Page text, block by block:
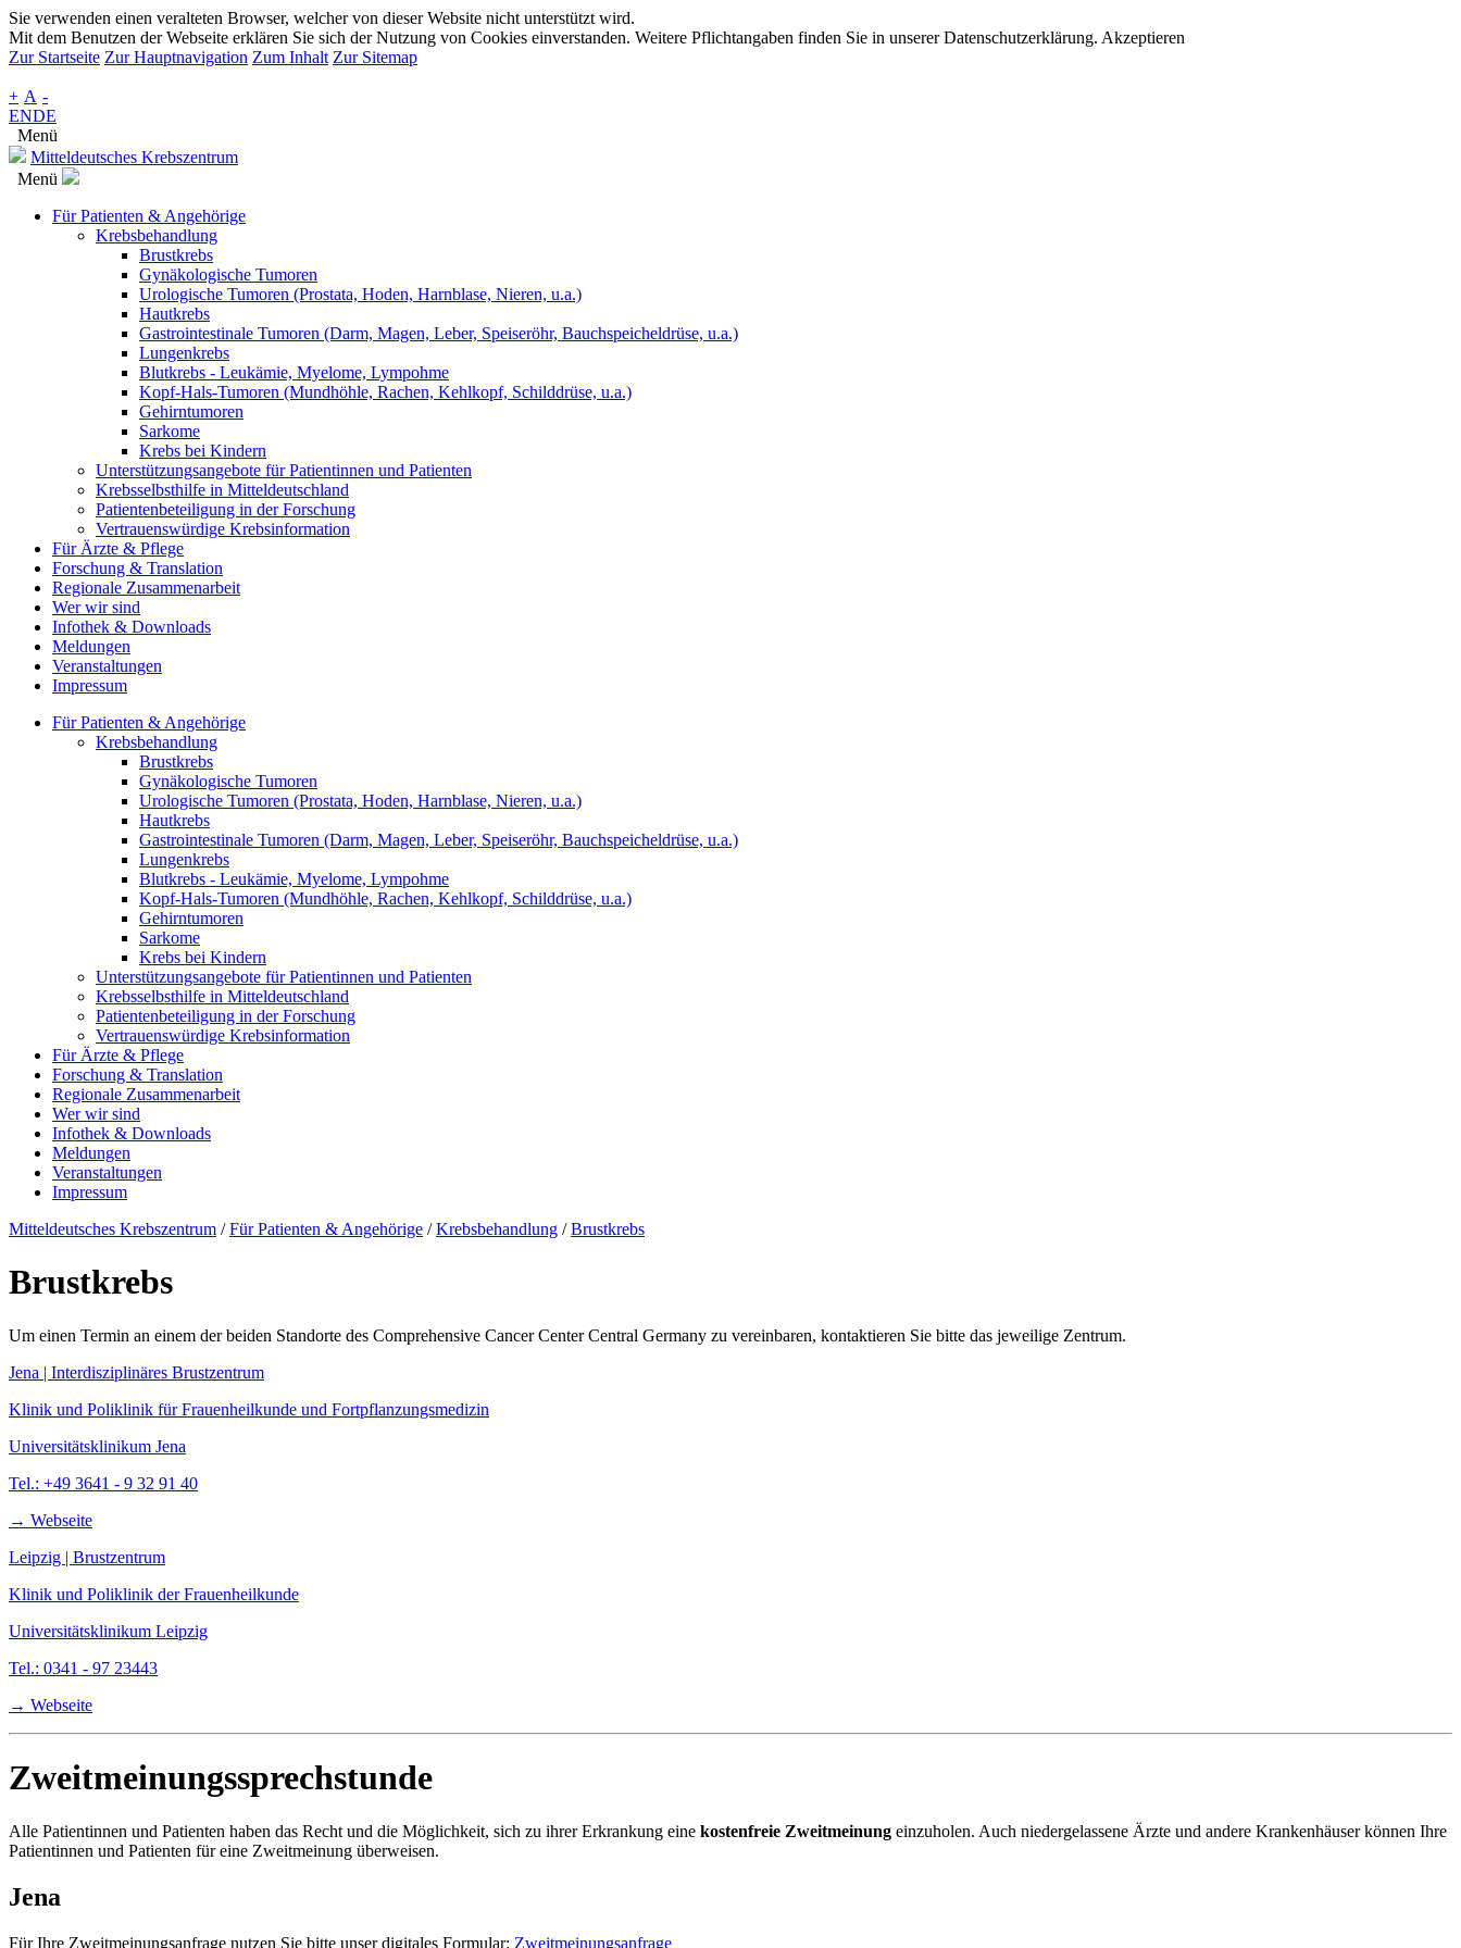
Sie verwenden einen veralteten Browser, welcher von dieser Website nicht unterstützt wird.
Mit dem Benutzen der Webseite erklären Sie sich der Nutzung von Cookies einverstanden. Weitere Pflichtangaben finden Sie in unserer Datenschutzerklärung. Akzeptieren
Zur Startseite Zur Hauptnavigation Zum Inhalt Zur Sitemap
+ A -
ENDE
Menü
Mitteldeutsches Krebszentrum
Menü
Für Patienten & Angehörige
Krebsbehandlung
Brustkrebs
Gynäkologische Tumoren
Urologische Tumoren (Prostata, Hoden, Harnblase, Nieren, u.a.)
Hautkrebs
Gastrointestinale Tumoren (Darm, Magen, Leber, Speiseröhr, Bauchspeicheldrüse, u.a.)
Lungenkrebs
Blutkrebs - Leukämie, Myelome, Lympohme
Kopf-Hals-Tumoren (Mundhöhle, Rachen, Kehlkopf, Schilddrüse, u.a.)
Gehirntumoren
Sarkome
Krebs bei Kindern
Unterstützungsangebote für Patientinnen und Patienten
Krebsselbsthilfe in Mitteldeutschland
Patientenbeteiligung in der Forschung
Vertrauenswürdige Krebsinformation
Für Ärzte & Pflege
Forschung & Translation
Regionale Zusammenarbeit
Wer wir sind
Infothek & Downloads
Meldungen
Veranstaltungen
Impressum
Für Patienten & Angehörige
Krebsbehandlung
Brustkrebs
Gynäkologische Tumoren
Urologische Tumoren (Prostata, Hoden, Harnblase, Nieren, u.a.)
Hautkrebs
Gastrointestinale Tumoren (Darm, Magen, Leber, Speiseröhr, Bauchspeicheldrüse, u.a.)
Lungenkrebs
Blutkrebs - Leukämie, Myelome, Lympohme
Kopf-Hals-Tumoren (Mundhöhle, Rachen, Kehlkopf, Schilddrüse, u.a.)
Gehirntumoren
Sarkome
Krebs bei Kindern
Unterstützungsangebote für Patientinnen und Patienten
Krebsselbsthilfe in Mitteldeutschland
Patientenbeteiligung in der Forschung
Vertrauenswürdige Krebsinformation
Für Ärzte & Pflege
Forschung & Translation
Regionale Zusammenarbeit
Wer wir sind
Infothek & Downloads
Meldungen
Veranstaltungen
Impressum
Mitteldeutsches Krebszentrum /Für Patienten & Angehörige /Krebsbehandlung /Brustkrebs
Brustkrebs
Um einen Termin an einem der beiden Standorte des Comprehensive Cancer Center Central Germany zu vereinbaren, kontaktieren Sie bitte das jeweilige Zentrum.
Jena | Interdisziplinäres Brustzentrum
Klinik und Poliklinik für Frauenheilkunde und Fortpflanzungsmedizin
Universitätsklinikum Jena
Tel.: +49 3641 - 9 32 91 40
→ Webseite
Leipzig | Brustzentrum
Klinik und Poliklinik der Frauenheilkunde
Universitätsklinikum Leipzig
Tel.: 0341 - 97 23443
→ Webseite
Zweitmeinungssprechstunde
Alle Patientinnen und Patienten haben das Recht und die Möglichkeit, sich zu ihrer Erkrankung eine kostenfreie Zweitmeinung einzuholen. Auch niedergelassene Ärzte und andere Krankenhäuser können Ihre
Patientinnen und Patienten für eine Zweitmeinung überweisen.
Jena
Für Ihre Zweitmeinungsanfrage nutzen Sie bitte unser digitales Formular: Zweitmeinungsanfrage